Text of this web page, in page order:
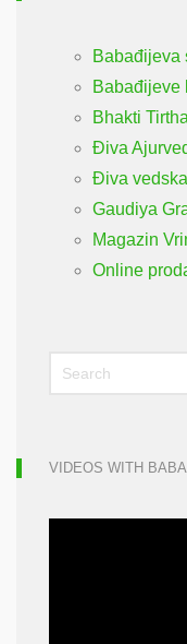
Babađijeva
Babađijeve
Bhakti
Điva
Điva
Gaudiya
Magazin
Online
VIDEOS WITH